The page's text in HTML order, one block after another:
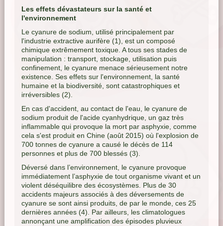
Les effets dévastateurs sur la santé et
l'environnement
Le cyanure de sodium, utilisé principalement par
l'industrie extractive aurifère (1), est un composé
chimique extrêmement toxique. A tous ses stades de
manipulation : transport, stockage, utilisation puis
confinement, le cyanure menace sérieusement notre
existence. Ses effets sur l'environnement, la santé
humaine et la biodiversité, sont catastrophiques et
irréversibles (2).
En cas d'accident, au contact de l'eau, le cyanure de
sodium produit de l'acide cyanhydrique, un gaz très
inflammable qui provoque la mort par asphyxie, comme
cela s'est produit en Chine (août 2015) où l'explosion de
700 tonnes de cyanure a causé le décès de 114
personnes et plus de 700 blessés (3).
Déversé dans l’environnement, le cyanure provoque
immédiatement l’asphyxie de tout organisme vivant et un
violent déséquilibre des écosystèmes. Plus de 30
accidents majeurs associés à des déversements de
cyanure se sont ainsi produits, de par le monde, ces 25
dernières années (4). Par ailleurs, les climatologues
annonçant une amplification des épisodes pluvieux